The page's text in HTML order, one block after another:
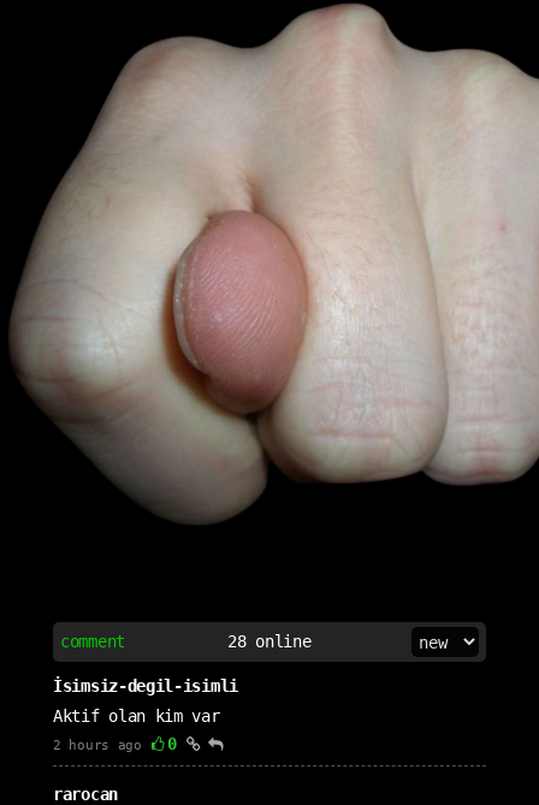
comment 28online
İsimsiz-degil-isimli
Aktif olan kim var
2 hours ago 0
rarocan